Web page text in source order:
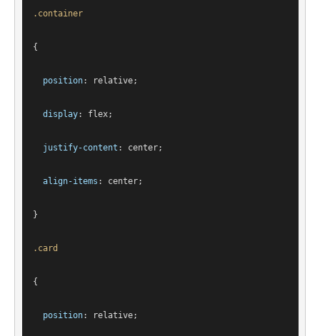
.container
{
position: relative;
display: flex;
justify-content : center;
align-items : center;
}
.card
{
position: relative;